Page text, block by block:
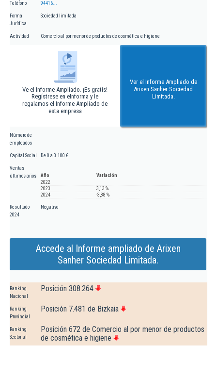
Teléfono 94416...
Forma
Jurídica
Sociedad limitada
Actividad Comercio al por menor de productos de cosmética e higiene
Ve el Informe Ampliado. ¡Es gratis!
Regístrese en eInforma y le
regalamos el Informe Ampliado de
esta empresa
Ver el Informe Ampliado de
Arixen Sanher Sociedad
Limitada.
Número de
empleados
Capital Social De 0 a 3.100 €
Ventas
últimos años
Año
Variación
2022
2023
3,13 %
2024
-3,88 %
Resultado
2024
Negativo
Accede al Informe ampliado de Arixen
Sanher Sociedad Limitada.
Ranking
Nacional
Posición 308.264
Ranking
Provincial
Posición 7.481 de Bizkaia
Ranking
Sectorial
Posición 672 de Comercio al por menor de productos
de cosmética e higiene